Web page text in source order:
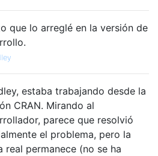
que lo arreglé en la versión de
estaba trabajando desde la
CRAN. Mirando al
parece que resolvió
el problema, pero la
real permanece (no se ha